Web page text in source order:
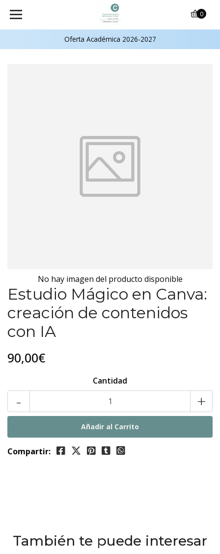
Oferta Académica 2026-2027
0
No hay imagen del producto disponible
Estudio Mágico en Canva:
creación de contenidos
con IA
90,00€
Cantidad
- +
Compartir:
También te puede interesar